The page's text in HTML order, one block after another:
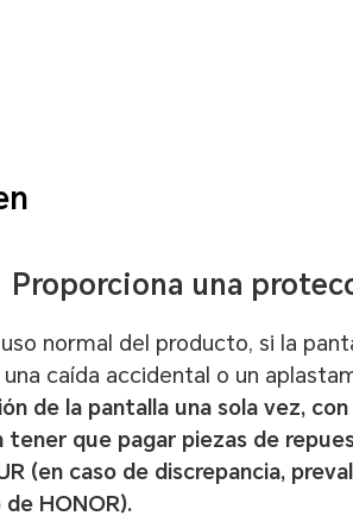
Proporciona una
normal del producto, si la
caída accidental o un
de la pantalla una sola vez,
tener que pagar piezas de
(en caso de discrepancia,
HONOR).